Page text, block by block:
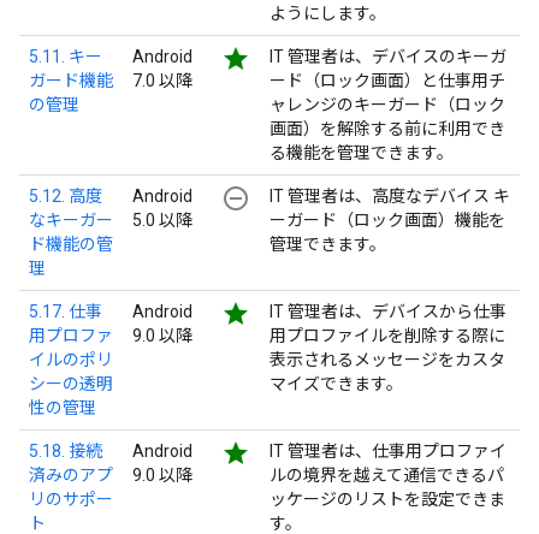
ようにします。
5.11. キー
ガード機能
の管理
Android
7.0 以降
star
IT 管理者は、デバイスのキーガ
ード（ロック画面）と仕事用チ
ャレンジのキーガード（ロック
画面）を解除する前に利用でき
る機能を管理できます。
5.12. 高度
なキーガー
ド機能の管
理
Android
5.0 以降
remove_circle_outline
IT 管理者は、高度なデバイス キ
ーガード（ロック画面）機能を
管理できます。
5.17. 仕事
用プロファ
イルのポリ
シーの透明
性の管理
Android
9.0 以降
star
IT 管理者は、デバイスから仕事
用プロファイルを削除する際に
表示されるメッセージをカスタ
マイズできます。
5.18. 接続
済みのアプ
リのサポー
ト
Android
9.0 以降
star
IT 管理者は、仕事用プロファイ
ルの境界を越えて通信できるパ
ッケージのリストを設定できま
す。